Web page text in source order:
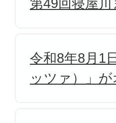
第49回寝屋
令和8年8月1
ッツァ）」が